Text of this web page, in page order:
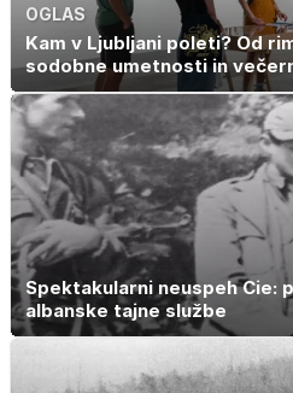
OGLAS
Kam v Ljubljani poleti? Od
sodobne umetnosti in
Spektakularni neuspeh Cie:
albanske tajne službe